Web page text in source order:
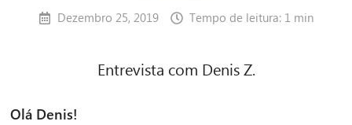
Dezembro 25, 2019 Tempo de leitura: 1 min
Entrevista com Denis Z.
Olá Denis!